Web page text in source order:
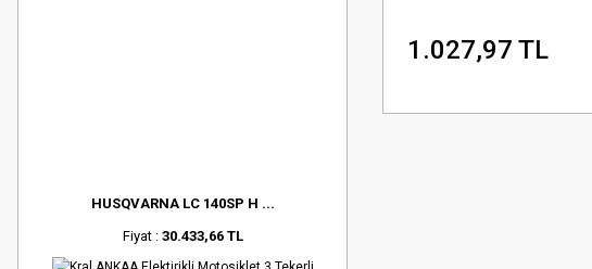
HUSQVARNA LC 140SP H ...
Fiyat : 30.433,66 TL
1.027,97 TL